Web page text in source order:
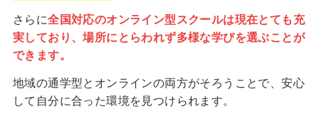
さらに全国対応のオンライン型スクールは現在とても充
実しており、場所にとらわれず多様な学びを選ぶことが
できます。
地域の通学型とオンラインの両方がそろうことで、安心
して自分に合った環境を見つけられます。